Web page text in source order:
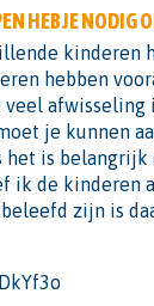
HEB JE NODIG
kinderen
hebben
je kunnen
is belangrijk
ik de kinderen
zijn is